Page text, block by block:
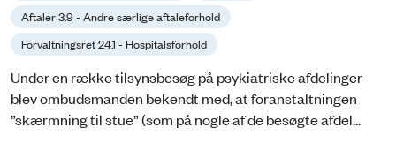
Aftaler 3.9 - Andre særlige aftaleforhold
Forvaltningsret 24.1 - Hospitalsforhold
Under en række tilsynsbesøg på psykiatriske afdelinger
blev ombudsmanden bekendt med, at foranstaltningen
”skærmning til stue” (som på nogle af de besøgte afdel...